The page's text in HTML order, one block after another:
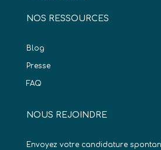
NOS RESSOURCES
Blog
Presse
FAQ
NOUS REJOINDRE
Envoyez votre candidature